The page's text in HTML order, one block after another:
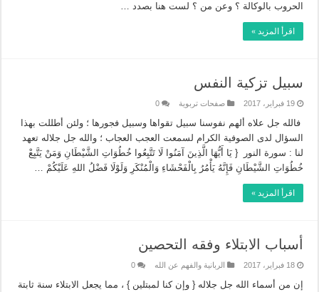
الحروب بالوكالة ؟ وعن من ؟ لست هنا بصدد …
اقرأ المزيد »
سبيل تزكية النفس
19 فبراير، 2017 صفحات تربوية 0
فالله جل علاه ألهم نفوسنا سبيل تقواها وسبيل فجورها ؛ ولئن أطللت بهذا
السؤال لدى الصوفية الكرام لسمعت العجب العجاب ؛ والله جل جلاله تعهد
لنا : سورة النور { يَا أَيُّهَا الَّذِينَ آمَنُوا لَا تَتَّبِعُوا خُطُوَاتِ الشَّيْطَانِ وَمَنْ يَتَّبِعْ
خُطُوَاتِ الشَّيْطَانِ فَإِنَّهُ يَأْمُرُ بِالْفَحْشَاءِ وَالْمُنْكَرِ وَلَوْلَا فَضْلُ اللهِ عَلَيْكُمْ …
اقرأ المزيد »
أسباب الابتلاء وفقه التحصين
18 فبراير، 2017 الربانية والفهم عن الله 0
إن من أسماء الله جل جلاله { وإن كنا لمبتلين } ، مما يجعل الابتلاء سنة ثابتة